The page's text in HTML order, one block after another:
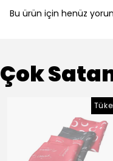
Bu ürün için henüz
Çok